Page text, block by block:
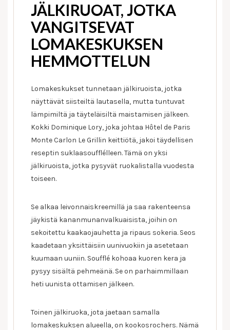
JÄLKIRUOAT, JOTKA
VANGITSEVAT
LOMAKESKUKSEN
HEMMOTTELUN
Lomakeskukset tunnetaan jälkiruoista, jotka
näyttävät siisteiltä lautasella, mutta tuntuvat
lämpimiltä ja täyteläisiltä maistamisen jälkeen.
Kokki Dominique Lory, joka johtaa Hôtel de Paris
Monte Carlon Le Grillin keittiötä, jakoi täydellisen
reseptin suklaasoufflélleen. Tämä on yksi
jälkiruoista, jotka pysyvät ruokalistalla vuodesta
toiseen.
Se alkaa leivonnaiskreemillä ja saa rakenteensa
jäykistä kananmunanvalkuaisista, joihin on
sekoitettu kaakaojauhetta ja ripaus sokeria. Seos
kaadetaan yksittäisiin uunivuokiin ja asetetaan
kuumaan uuniin. Soufflé kohoaa kuoren kera ja
pysyy sisältä pehmeänä. Se on parhaimmillaan
heti uunista ottamisen jälkeen.
Toinen jälkiruoka, jota jaetaan samalla
lomakeskuksen alueella, on kookosrochers. Nämä